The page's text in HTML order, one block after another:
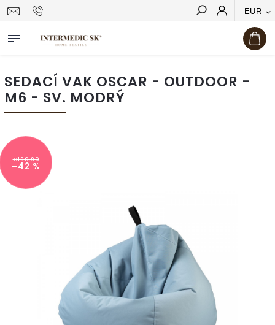
EUR
Hľadať
SEDACÍ VAK OSCAR - OUTDOOR -
M6 - SV. MODRÝ
€190,90
–42 %